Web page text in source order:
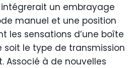
un embrayage
manuel et une position
les sensations d’une boîte
soit le type de transmission
Associé à de nouvelles